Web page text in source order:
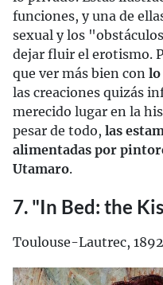
funciones, y una de
sexual y los
dejar fluir el erotismo.
que ver más bien con lo
las creaciones quizás
merecido lugar en la
pesar de todo, las
alimentadas por
Utamaro.
7. "In Bed: the
Toulouse-Lautrec, 1892